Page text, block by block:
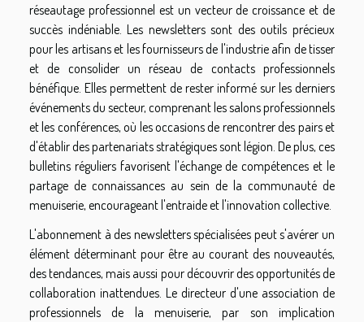
réseautage professionnel est un vecteur de croissance et de
succès indéniable. Les newsletters sont des outils précieux
pour les artisans et les fournisseurs de l'industrie afin de tisser
et de consolider un réseau de contacts professionnels
bénéfique. Elles permettent de rester informé sur les derniers
événements du secteur, comprenant les salons professionnels
et les conférences, où les occasions de rencontrer des pairs et
d'établir des partenariats stratégiques sont légion. De plus, ces
bulletins réguliers favorisent l'échange de compétences et le
partage de connaissances au sein de la communauté de
menuiserie, encourageant l'entraide et l'innovation collective.
L'abonnement à des newsletters spécialisées peut s'avérer un
élément déterminant pour être au courant des nouveautés,
des tendances, mais aussi pour découvrir des opportunités de
collaboration inattendues. Le directeur d'une association de
professionnels de la menuiserie, par son implication